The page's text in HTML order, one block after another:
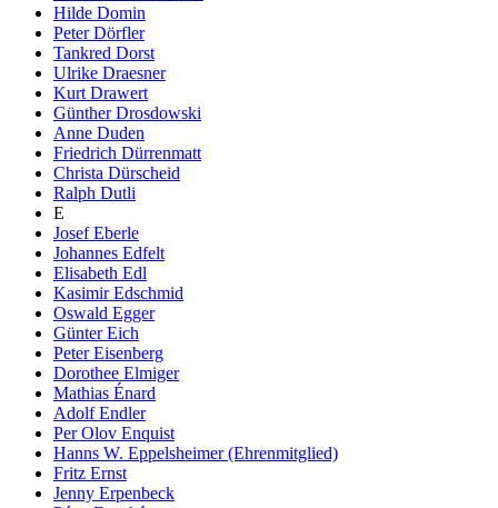
Hilde Domin
Peter Dörfler
Tankred Dorst
Ulrike Draesner
Kurt Drawert
Günther Drosdowski
Anne Duden
Friedrich Dürrenmatt
Christa Dürscheid
Ralph Dutli
E
Josef Eberle
Johannes Edfelt
Elisabeth Edl
Kasimir Edschmid
Oswald Egger
Günter Eich
Peter Eisenberg
Dorothee Elmiger
Mathias Énard
Adolf Endler
Per Olov Enquist
Hanns W. Eppelsheimer (Ehrenmitglied)
Fritz Ernst
Jenny Erpenbeck